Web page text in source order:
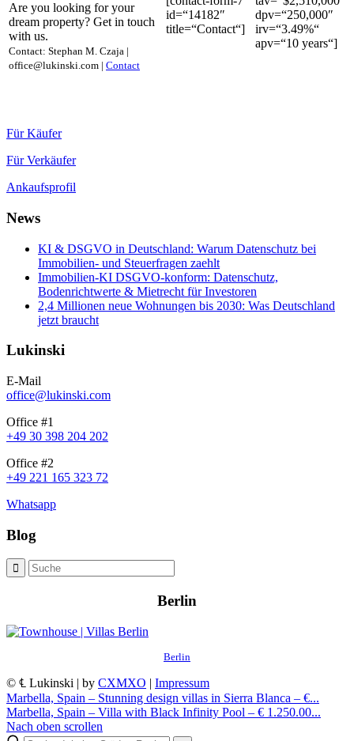
Are you looking for your
dream property? Get in touch
with us.
Contact: Stephan M. Czaja |
office@lukinski.com | Contact
id=“14182″
title=“Contact“]
dpv=“250,000″
irv=“3.49%“
apv=“10 years“]
Für Käufer
Für Verkäufer
Ankaufsprofil
News
KI & DSGVO in Deutschland: Warum Datenschutz bei
Immobilien- und Steuerfragen zaehlt
Immobilien-KI DSGVO-konform: Datenschutz,
Bodenrichtwerte & Mietrecht für Investoren
2,4 Millionen neue Wohnungen bis 2030: Was Deutschland
jetzt braucht
Lukinski
E-Mail
office@lukinski.com
Office #1
+49 30 398 204 202
Office #2
+49 221 165 323 72
Whatsapp
Blog
Berlin
Berlin
© ℄ Lukinski | by CXMXO | Impressum
Marbella, Spain – Stunning design villas in Sierra Blanca – €...
Marbella, Spain – Villa with Black Infinity Pool – € 1.250.00...
Nach oben scrollen